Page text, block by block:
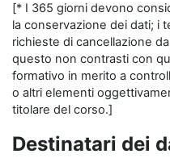
[* I 365 giorni devono
la conservazione dei dati; i
richieste di cancellazione
questo non contrasti con
formativo in merito a
o altri elementi
titolare del corso.]
Destinatari dei